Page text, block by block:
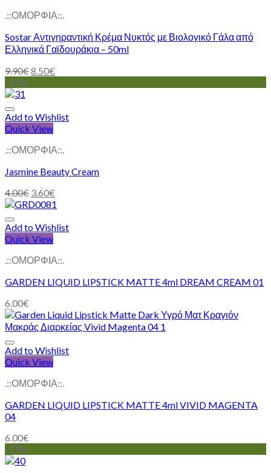
.::ΟΜΟΡΦΙΑ::.
Sostar Αντιγηραντική Κρέμα Νυκτός με Βιολογικό Γάλα από
Ελληνικά Γαϊδουράκια – 50ml
9.90€8.50€
-10%
Add to Wishlist
Quick View
.::ΟΜΟΡΦΙΑ::.
Jasmine Beauty Cream
4.00€ 3.60€
Add to Wishlist
Quick View
.::ΟΜΟΡΦΙΑ::.
GARDEN LIQUID LIPSTICK MATTE 4ml DREAM CREAM 01
6.00€
Add to Wishlist
Quick View
.::ΟΜΟΡΦΙΑ::.
GARDEN LIQUID LIPSTICK MATTE 4ml VIVID MAGENTA
04
6.00€
-29%